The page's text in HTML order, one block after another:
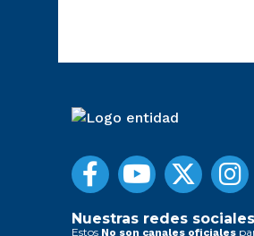
Nuestras redes
Estos No son canales oficiales